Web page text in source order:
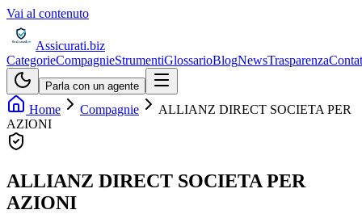
Vai al contenuto
Assicurati.biz
CategorieCompagnieStrumentiGlossarioBlogNewsTrasparenza
Parla con un agente
Home Compagnie
ALLIANZ DIRECT SOCIETA PER
AZIONI
ALLIANZ DIRECT SOCIETA PER
AZIONI